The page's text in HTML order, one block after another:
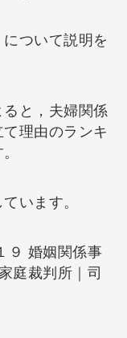
ついて説明を
と，夫婦関係
理由のランキ
います。
９ 婚姻関係事
庭裁判所｜司